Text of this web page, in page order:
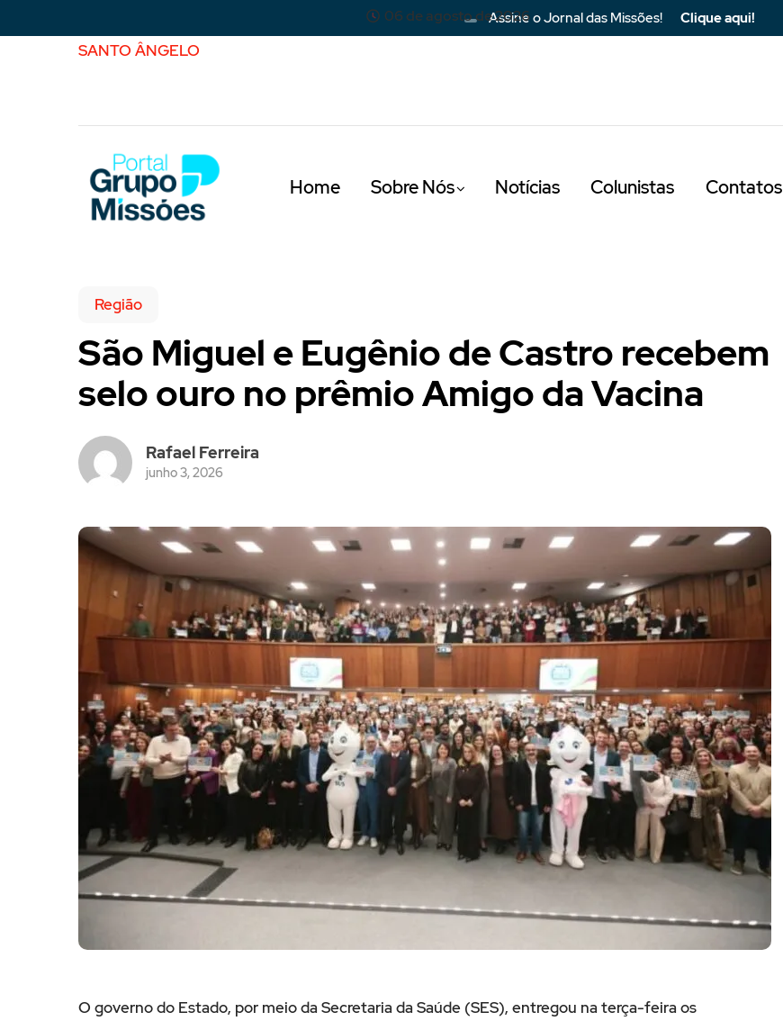
Assine o Jornal das Missões! Clique aqui!
SANTO ÂNGELO
06 de agosto de 2026
Home Sobre Nós Notícias Colunistas Contatos
Região
São Miguel e Eugênio de Castro recebem
selo ouro no prêmio Amigo da Vacina
Rafael Ferreira
junho 3, 2026
O governo do Estado, por meio da Secretaria da Saúde (SES), entregou na terça-feira os